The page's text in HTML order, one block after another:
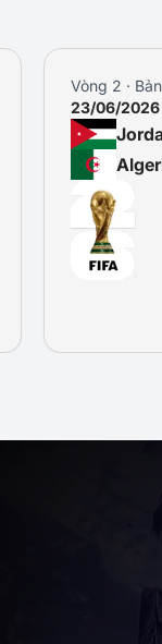
Vòng 2 ·
23/06/2026